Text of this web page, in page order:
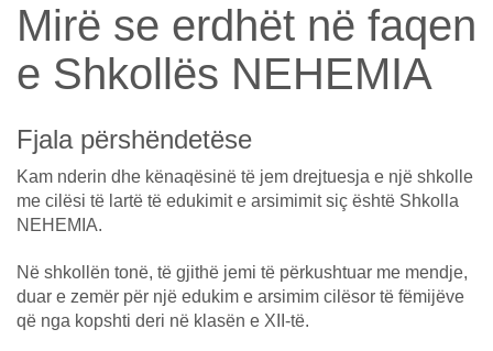
Mirë se erdhët në faqen
e Shkollës NEHEMIA
Fjala përshëndetëse
Kam nderin dhe kënaqësinë të jem drejtuesja e një shkolle
me cilësi të lartë të edukimit e arsimimit siç është Shkolla
NEHEMIA.
Në shkollën tonë, të gjithë jemi të përkushtuar me mendje,
duar e zemër për një edukim e arsimim cilësor të fëmijëve
që nga kopshti deri në klasën e XII-të.